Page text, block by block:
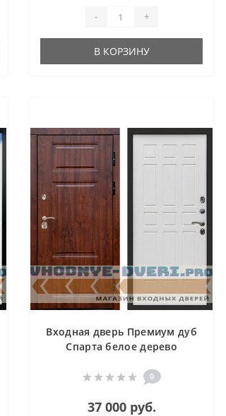
- +
В КОРЗИНУ
Входная дверь Премиум дуб
Спарта белое дерево
0
37 000 руб.